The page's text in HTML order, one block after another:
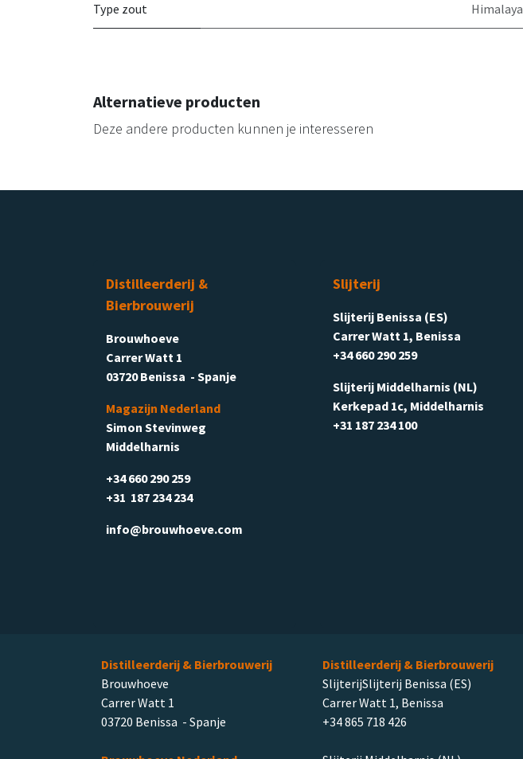
Type zout Himalaya
Alternatieve producten
Deze andere producten kunnen je interesseren
Distilleerderij &
Bierbrouwerij
Brouwhoeve
Carrer Watt 1
03720 Benissa - Spanje
Magazijn Nederland
Simon Stevinweg
Middelharnis
+34 660 290 259
+31 187 234 234
info@brouwhoeve.com
Slijterij
Slijterij Benissa (ES)
Carrer Watt 1, Benissa
+34 660 290 259
Slijterij Middelharnis (NL)
Kerkepad 1c, Middelharnis
+31 187 234 100
Distilleerderij & Bierbrouwerij
Brouwhoeve
Carrer Watt 1
03720 Benissa - Spanje
Distilleerderij & Bierbrouwerij
SlijterijSlijterij Benissa (ES)
Carrer Watt 1, Benissa
+34 865 718 426